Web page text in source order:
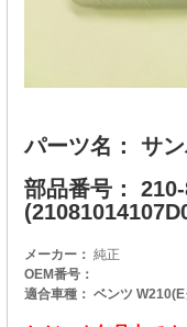
パーツ名： サ
部品番号：
メーカー： 純正
OEM番号：
適合車種： ベンツ